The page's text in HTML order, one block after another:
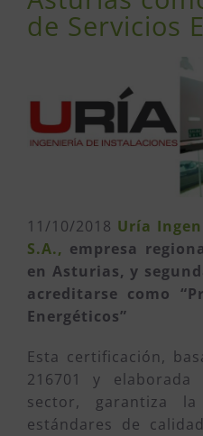
de Servicios
11/10/2018 Uría
S.A., empresa
en Asturias, y
acreditarse como
Energéticos”
Esta certificación,
216701 y
sector, garantiza
estándares de